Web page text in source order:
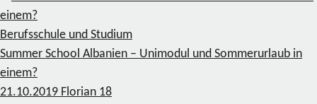
Berufsschule und Studium
Summer School Albanien – Unimodul und Sommerurlaub in
einem?
21.10.2019 Florian 18